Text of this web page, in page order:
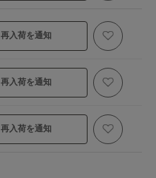
再入荷を通知
再入荷を通知
再入荷を通知